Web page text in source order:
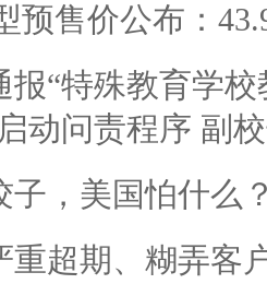
预售价公布：
报“特殊教育学
动问责程序 副
子，美国怕什么
重超期、糊弄客